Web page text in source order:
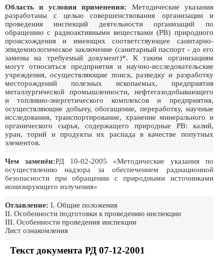
Область и условия применения: Методические указания
разработаны с целью совершенствования организации и
проведения инспекций деятельности организаций по
обращению с радиоактивными веществами (РВ) природного
происхождения и имеющих соответствующее санитарно-
эпидемиологическое заключение (санитарный паспорт - до его
замены на требуемый документ)*. К таким организациям
могут относиться предприятия и научно-исследовательские
учреждения, осуществляющие поиск, разведку и разработку
месторождений полезных ископаемых, предприятия
металлургической промышленности, нефтегазодобывающего
и топливно-энергетического комплексов и предприятия,
осуществляющие добычу, обогащение, переработку, научные
исследования, транспортирование, хранение минерального и
органического сырья, содержащего природные РВ: калий,
уран, торий и продукты их распада в качестве попутных
элементов.
Чем заменён:РД 10-02-2005 «Методические указания по
осуществлению надзора за обеспечением радиационной
безопасности при обращении с природными источниками
ионизирующего излучения»
Оглавление: I. Общие положения
II. Особенности подготовки к проведению инспекции
III. Особенности проведения инспекции
Лист ознакомления
Текст документа РД 07-12-2001